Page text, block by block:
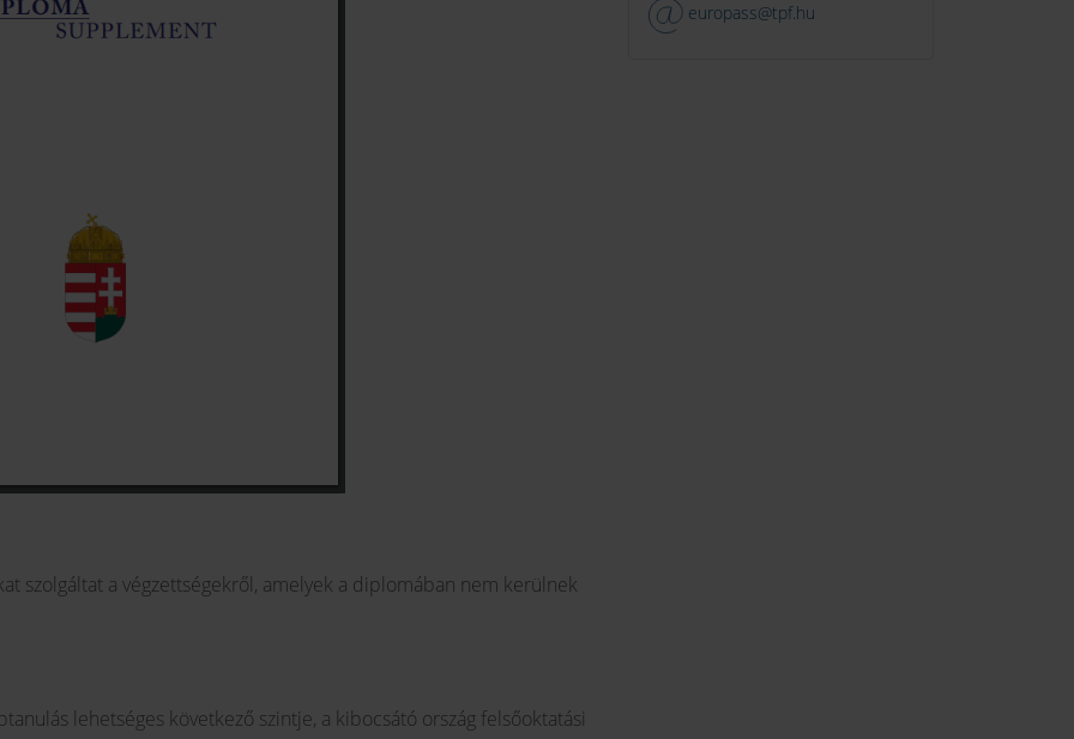
szolgáltat a végzettségekről, amelyek a diplomában nem kerülnek
lehetséges következő szintje, a kibocsátó ország felsőoktatási
europass@tpf.hu